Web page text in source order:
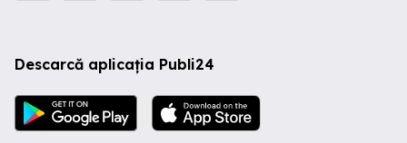
Descarcă aplicația Publi24